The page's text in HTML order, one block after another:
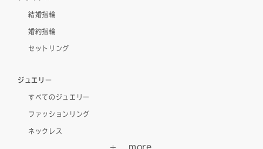
結婚指輪
婚約指輪
セットリング
ジュエリー
すべてのジュエリー
ファッションリング
ネックレス